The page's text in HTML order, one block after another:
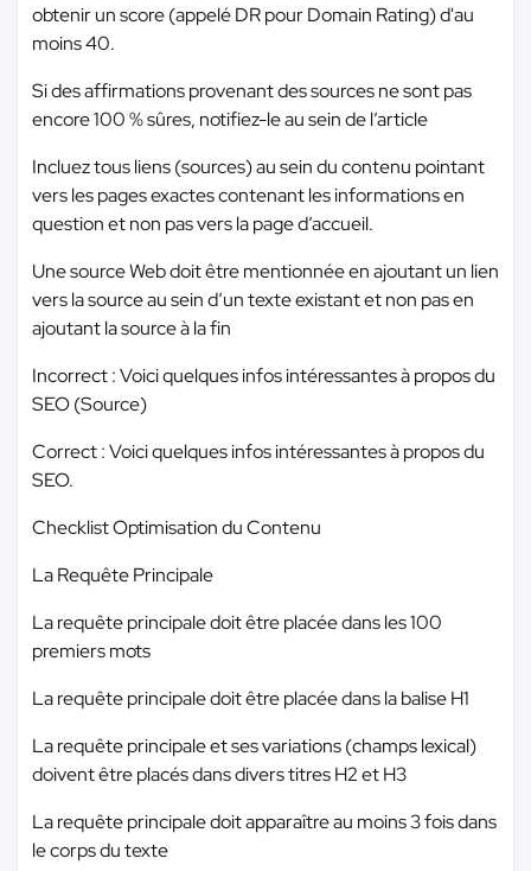
obtenir un score (appelé DR pour Domain Rating) d'au
moins 40.
Si des affirmations provenant des sources ne sont pas
encore 100 % sûres, notifiez-le au sein de l’article
Incluez tous liens (sources) au sein du contenu pointant
vers les pages exactes contenant les informations en
question et non pas vers la page d’accueil.
Une source Web doit être mentionnée en ajoutant un lien
vers la source au sein d’un texte existant et non pas en
ajoutant la source à la fin
Incorrect : Voici quelques infos intéressantes à propos du
SEO (Source)
Correct : Voici quelques infos intéressantes à propos du
SEO.
Checklist Optimisation du Contenu
La Requête Principale
La requête principale doit être placée dans les 100
premiers mots
La requête principale doit être placée dans la balise H1
La requête principale et ses variations (champs lexical)
doivent être placés dans divers titres H2 et H3
La requête principale doit apparaître au moins 3 fois dans
le corps du texte